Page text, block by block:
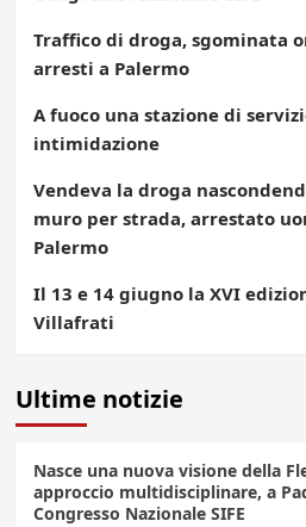
Traffico di droga, sgominata
arresti a Palermo
A fuoco una stazione di
intimidazione
Vendeva la droga
muro per strada, arrestato
Palermo
Il 13 e 14 giugno la XVI
Villafrati
Ultime notizie
Nasce una nuova visione della
approccio multidisciplinare, a
Congresso Nazionale SIFE